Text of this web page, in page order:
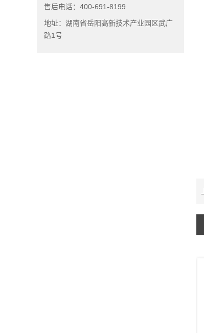
售后电话：400-691-8199
地址：湖南省岳阳高新技术产业园区武广
路1号